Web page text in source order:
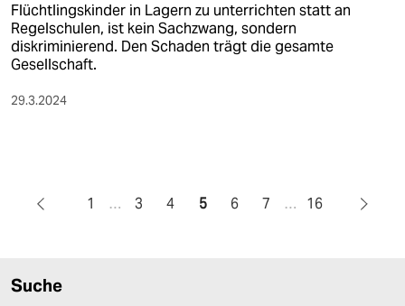
Flüchtlingskinder in Lagern zu unterrichten statt an
Regelschulen, ist kein Sachzwang, sondern
diskriminierend. Den Schaden trägt die gesamte
Gesellschaft.
29.3.2024
1 … 3 4 5 6 7 … 16
Suche